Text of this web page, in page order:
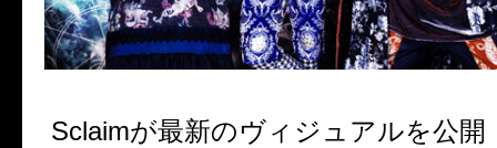
Sclaimが最新のヴィジュアルを公開